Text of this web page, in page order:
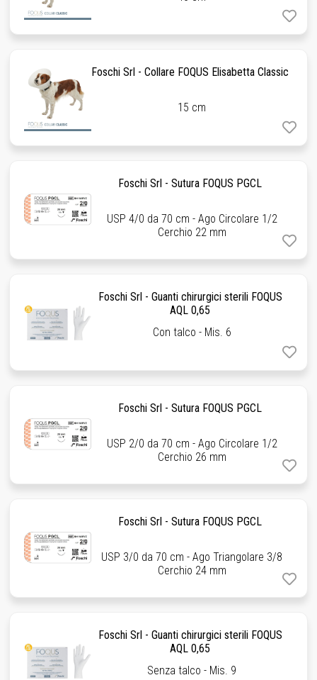
Foschi Srl - Collare FOQUS Elisabetta Classic
15 cm
Foschi Srl - Sutura FOQUS PGCL
USP 4/0 da 70 cm - Ago Circolare 1/2
Cerchio 22 mm
Foschi Srl - Guanti chirurgici sterili FOQUS
AQL 0,65
Con talco - Mis. 6
Foschi Srl - Sutura FOQUS PGCL
USP 2/0 da 70 cm - Ago Circolare 1/2
Cerchio 26 mm
Foschi Srl - Sutura FOQUS PGCL
USP 3/0 da 70 cm - Ago Triangolare 3/8
Cerchio 24 mm
Foschi Srl - Guanti chirurgici sterili FOQUS
AQL 0,65
Senza talco - Mis. 9